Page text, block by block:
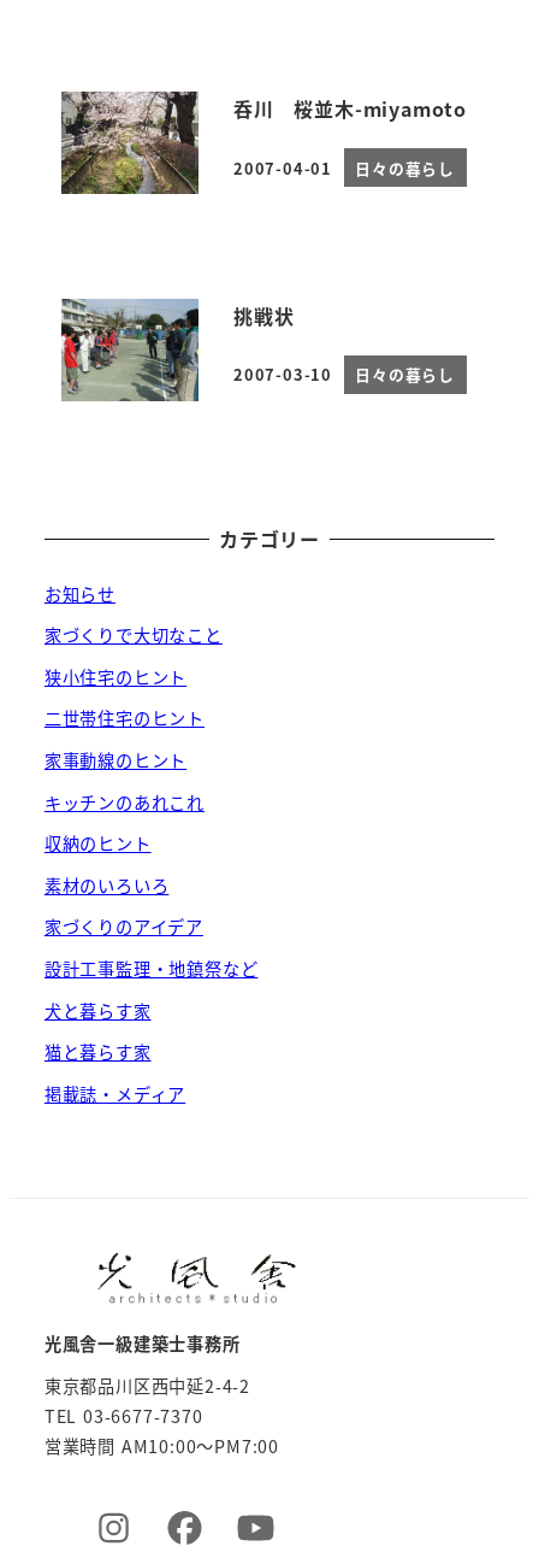
呑川 桜並木-miyamoto
投稿日
2007-04-01 日々の暮らし
挑戦状
投稿日
2007-03-10 日々の暮らし
カテゴリー
お知らせ
家づくりで大切なこと
狭小住宅のヒント
二世帯住宅のヒント
家事動線のヒント
キッチンのあれこれ
収納のヒント
素材のいろいろ
家づくりのアイデア
設計工事監理・地鎮祭など
犬と暮らす家
猫と暮らす家
掲載誌・メディア
光風舎一級建築士事務所
東京都品川区西中延2-4-2
TEL 03-6677-7370
営業時間 AM10:00～PM7:00